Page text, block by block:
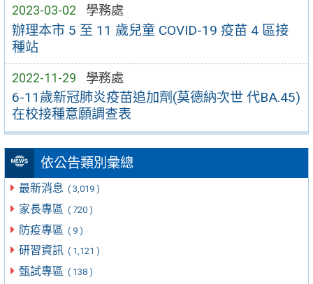
2023-03-02 學務處
辦理本市 5 至 11 歲兒童 COVID-19 疫苗 4 區接
種站
2022-11-29 學務處
6-11歲新冠肺炎疫苗追加劑(莫德納次世 代BA.45)
在校接種意願調查表
依公告類別彙總
最新消息 ( 3,019 )
家長專區 ( 720 )
防疫專區 ( 9 )
研習資訊 ( 1,121 )
甄試專區 ( 138 )